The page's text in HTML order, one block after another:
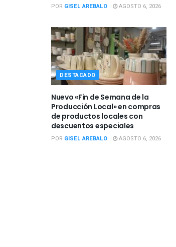
POR GISEL AREBALO AGOSTO 6, 2026
DESTACADO
Nuevo «Fin de Semana de la
Producción Local» en compras
de productos locales con
descuentos especiales
POR GISEL AREBALO AGOSTO 6, 2026